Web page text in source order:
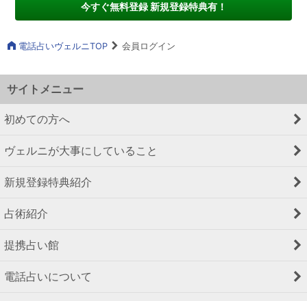
今すぐ無料登録 新規登録特典有！
電話占いヴェルニTOP 会員ログイン
サイトメニュー
初めての方へ
ヴェルニが大事にしていること
新規登録特典紹介
占術紹介
提携占い館
電話占いについて